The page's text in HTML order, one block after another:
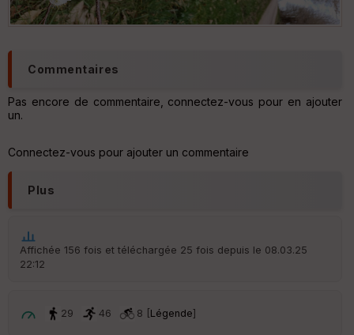
Commentaires
Pas encore de commentaire, connectez-vous pour en ajouter
un.
Connectez-vous pour ajouter un commentaire
Plus
Affichée 156 fois et téléchargée 25 fois depuis le 08.03.25
22:12
29 46 8 [Légende]